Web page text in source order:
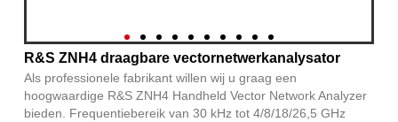
R&S ZNH4 draagbare vectornetwerkanalysator
Als professionele fabrikant willen wij u graag een
hoogwaardige R&S ZNH4 Handheld Vector Network Analyzer
bieden. Frequentiebereik van 30 kHz tot 4/8/18/26,5 GHz